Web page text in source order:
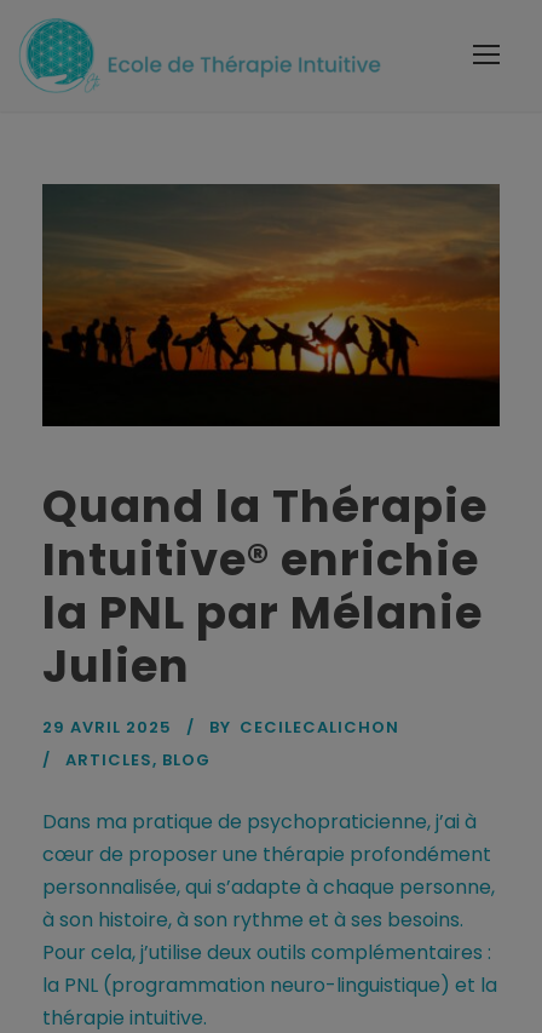
Quand la Thérapie
Intuitive® enrichie
la PNL par Mélanie
Julien
29 AVRIL 2025 BY CECILECALICHON
ARTICLES, BLOG
Dans ma pratique de psychopraticienne, j’ai à
cœur de proposer une thérapie profondément
personnalisée, qui s’adapte à chaque personne,
à son histoire, à son rythme et à ses besoins.
Pour cela, j’utilise deux outils complémentaires :
la PNL (programmation neuro-linguistique) et la
thérapie intuitive.